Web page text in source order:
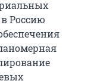
Россию